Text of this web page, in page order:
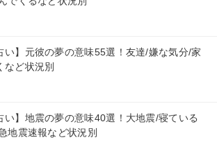
い】元彼の夢の意味55選！友達/嫌な気分/家
など状況別
い】地震の夢の意味40選！大地震/寝ている
地震速報など状況別